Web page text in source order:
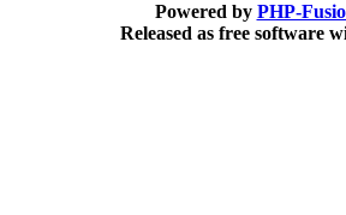
Powered by PHP-
Released as free software